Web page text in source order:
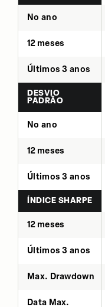
No ano
12 meses
Últimos 3 anos
DESVIO
PADRÃO
No ano
12 meses
Últimos 3 anos
ÍNDICE SHARPE
12 meses
Últimos 3 anos
Max. Drawdown
Data Max.